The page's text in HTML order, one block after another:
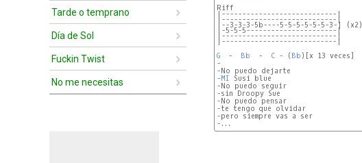
Tarde o temprano
Día de Sol
Fuckin Twist
No me necesitas
|----------------------------|
|----------------------------|
|--3-3-3-5b----5-5-5-5-5-5-3-| (x2)
|-5-5-5----------------------|
|----------------------------|
|----------------------------|
G
  -
Bb
  -
C - ( Bb )[x 13 veces]
-
-No puedo dejarte
-MI Susi blue
-No puedo seguir
-sin Droopy Sue
-No puedo pensar
-te tengo que olvidar
-pero siempre vas a ser